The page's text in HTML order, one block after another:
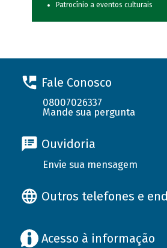
Patrocínio a eventos culturais
Fale Conosco
08007026337
Mande sua pergunta
Ouvidoria
Envie sua mensagem
Outros telefones e
Acesso à informação